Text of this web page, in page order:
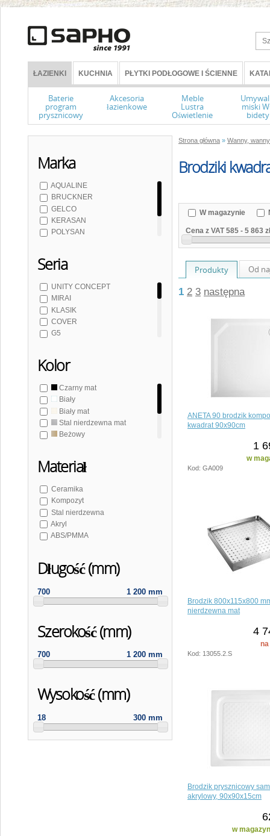
ŁAZIENKI KUCHNIA PŁYTKI PODŁOGOWE I ŚCIENNE
Baterie
program
prysznicowy
Akcesoria
łazienkowe
Meble
Lustra
Oświetlenie
miski
bidety
Strona główna » Wanny,
Brodziki
Marka
AQUALINE
BRUCKNER
GELCO
KERASAN
POLYSAN
Seria
UNITY CONCEPT
MIRAI
KLASIK
COVER
G5
TRENECA
GALLET
ELZA
RETRO BRODZIKI
TECMI
Kolor
Czarny mat
Biały
Biały mat
Stal nierdzewna mat
Beżowy
Materiał
Ceramika
Kompozyt
Stal nierdzewna
Akryl
ABS/PMMA
Długość (mm)
700 1 200 mm
Szerokość (mm)
700 1 200 mm
Wysokość (mm)
18 300 mm
W magazynie
Cena z VAT 585 - 5 863 zł
Produkty Od
1 2 3 następna
ANETA 90 brodzik
kwadrat 90x90cm
1
w
Kod: GA009
Brodzik 800x115x800
nierdzewna mat
4
Kod: 13055.2.S
Brodzik prysznicowy
akrylowy, 90x90x15cm
w